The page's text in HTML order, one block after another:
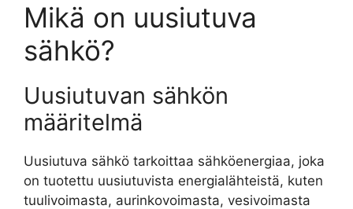
Mikä on uusiutuva
sähkö?
Uusiutuvan sähkön
määritelmä
Uusiutuva sähkö tarkoittaa sähköenergiaa, joka
on tuotettu uusiutuvista energialähteistä, kuten
tuulivoimasta, aurinkovoimasta, vesivoimasta